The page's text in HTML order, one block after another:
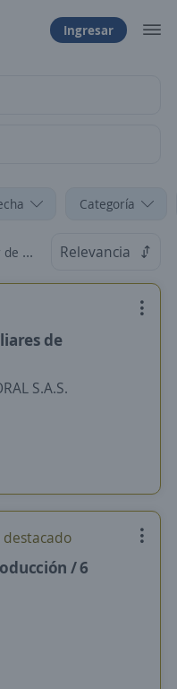
Ingresar
Categoría
D.C. Relevancia
de
S.A.S.
destacado
/ 6